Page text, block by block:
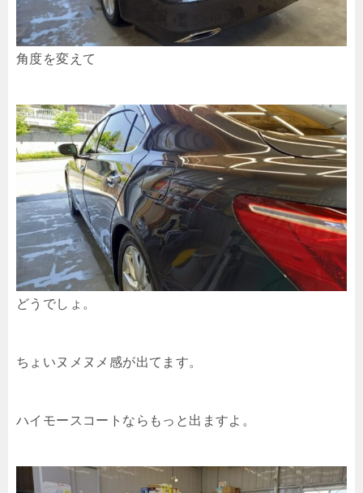
角度を変えて
どうでしょ。
ちょいヌメヌメ感が出てます。
ハイモースコートならもっと出ますよ。